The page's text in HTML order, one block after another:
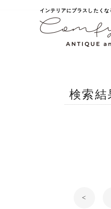
インテリアにプラスしたく
検索
<